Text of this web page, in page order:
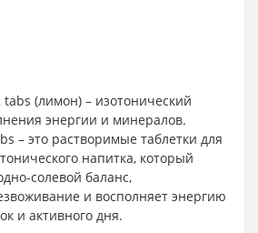
(лимон) – изотонический
энергии и минералов.
– это растворимые таблетки для
напитка, который
солевой баланс,
и восполняет энергию
и активного дня.